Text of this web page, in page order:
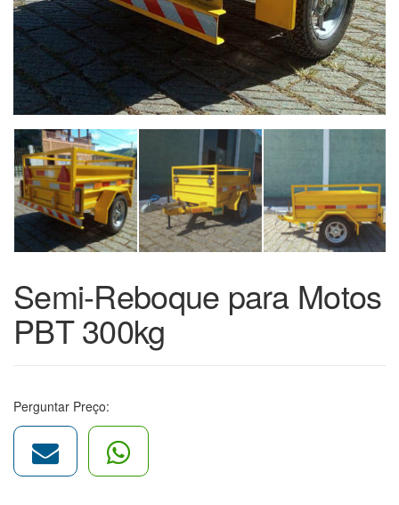
Semi-Reboque para Motos
PBT 300kg
Perguntar Preço: